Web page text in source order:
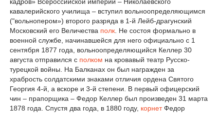
кавалерийского училища – вступил вольноопределяющимся
("вольнопером») второго разряда в 1-й Лейб-драгунский
Московский его Величества полк . Не состоя формально в
военной службе, начинавшейся для него официально с 1
сентября 1877 года, вольноопределяющийся Келлер 30
августа отправился с полком на кровавый театр Русско-
турецкой войны. На Балканах он был награжден за
храбрость солдатскими знаками отличия ордена Святого
Георгия 4-й, а вскоре и 3-й степени. В первый офицерский
чин – прапорщика – Федор Келлер был произведен 31 марта
1878 года. Спустя два года, в 1880 году, корнетФедор